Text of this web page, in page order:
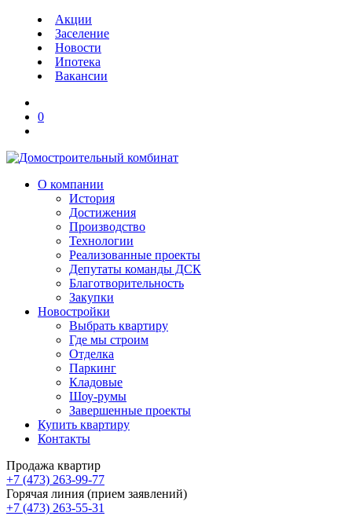
Акции
Заселение
Новости
Ипотека
Вакансии
0
О компании
История
Достижения
Производство
Технологии
Реализованные проекты
Депутаты команды ДСК
Благотворительность
Закупки
Новостройки
Выбрать квартиру
Где мы строим
Отделка
Паркинг
Кладовые
Шоу-румы
Завершенные проекты
Купить квартиру
Контакты
Продажа квартир
+7 (473) 263-99-77
Горячая линия (прием заявлений)
+7 (473) 263-55-31